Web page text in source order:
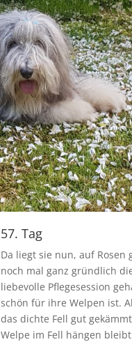
57. Tag
Da liegt sie nun, auf
noch mal ganz gründlich
liebevolle Pflegesession
schön für ihre Welpen ist.
das dichte Fell gut
Welpe im Fell hängen